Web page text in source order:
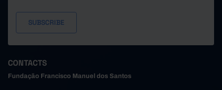
CONTACTS
Fundação Francisco Manuel dos Santos